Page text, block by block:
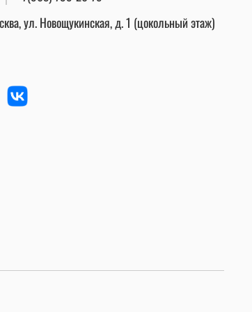
ул. Новощукинская, д. 1 (цокольный этаж)